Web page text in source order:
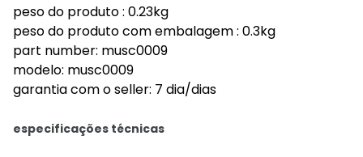
peso do produto : 0.23kg
peso do produto com embalagem : 0.3kg
part number: musc0009
modelo: musc0009
garantia com o seller: 7 dia/dias
especificações técnicas